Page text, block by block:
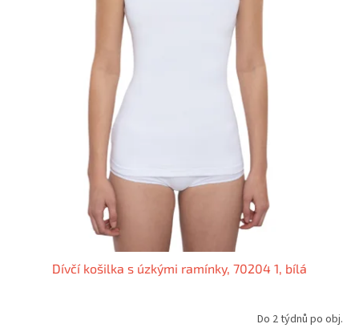
Dívčí košilka s úzkými ramínky, 70204 1, bílá
Do 2 týdnů po obj.